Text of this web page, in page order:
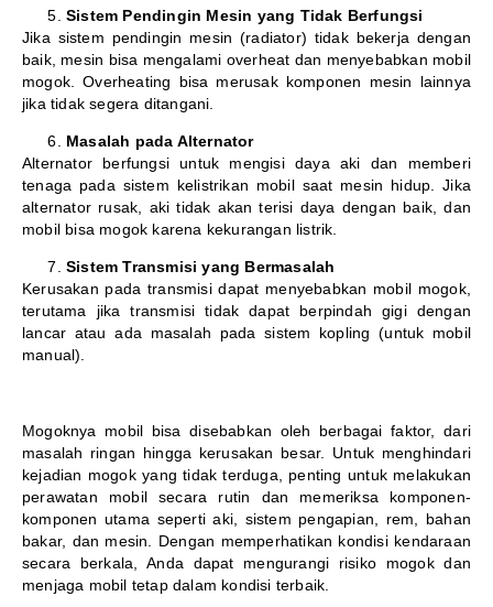
Sistem Pendingin Mesin yang Tidak Berfungsi
Jika sistem pendingin mesin (radiator) tidak bekerja dengan
baik, mesin bisa mengalami overheat dan menyebabkan mobil
mogok. Overheating bisa merusak komponen mesin lainnya
jika tidak segera ditangani.
Masalah pada Alternator
Alternator berfungsi untuk mengisi daya aki dan memberi
tenaga pada sistem kelistrikan mobil saat mesin hidup. Jika
alternator rusak, aki tidak akan terisi daya dengan baik, dan
mobil bisa mogok karena kekurangan listrik.
Sistem Transmisi yang Bermasalah
Kerusakan pada transmisi dapat menyebabkan mobil mogok,
terutama jika transmisi tidak dapat berpindah gigi dengan
lancar atau ada masalah pada sistem kopling (untuk mobil
manual).
Mogoknya mobil bisa disebabkan oleh berbagai faktor, dari
masalah ringan hingga kerusakan besar. Untuk menghindari
kejadian mogok yang tidak terduga, penting untuk melakukan
perawatan mobil secara rutin dan memeriksa komponen-
komponen utama seperti aki, sistem pengapian, rem, bahan
bakar, dan mesin. Dengan memperhatikan kondisi kendaraan
secara berkala, Anda dapat mengurangi risiko mogok dan
menjaga mobil tetap dalam kondisi terbaik.